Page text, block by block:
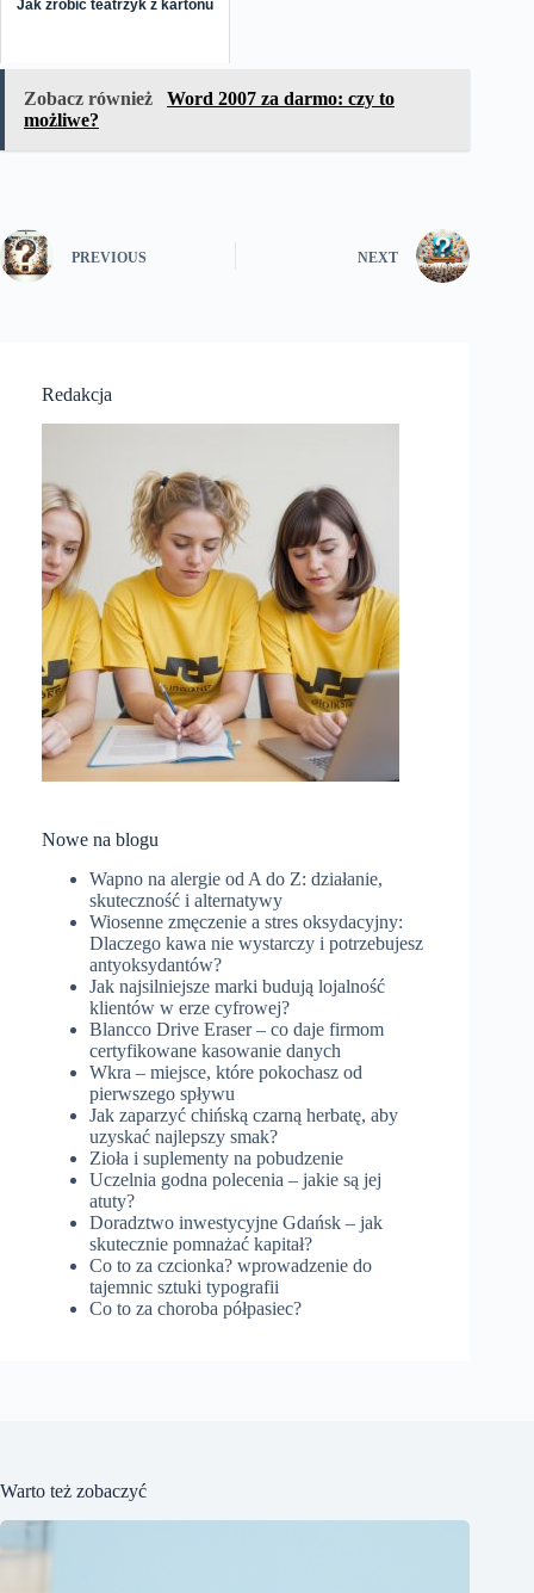
Jak zrobić teatrzyk z kartonu
Zobacz również
Word 2007 za darmo: czy to
możliwe?
PREVIOUS NEXT
Redakcja
Nowe na blogu
Wapno na alergie od A do Z: działanie,
skuteczność i alternatywy
Wiosenne zmęczenie a stres oksydacyjny:
Dlaczego kawa nie wystarczy i potrzebujesz
antyoksydantów?
Jak najsilniejsze marki budują lojalność
klientów w erze cyfrowej?
Blancco Drive Eraser – co daje firmom
certyfikowane kasowanie danych
Wkra – miejsce, które pokochasz od
pierwszego spływu
Jak zaparzyć chińską czarną herbatę, aby
uzyskać najlepszy smak?
Zioła i suplementy na pobudzenie
Uczelnia godna polecenia – jakie są jej
atuty?
Doradztwo inwestycyjne Gdańsk – jak
skutecznie pomnażać kapitał?
Co to za czcionka? wprowadzenie do
tajemnic sztuki typografii
Co to za choroba półpasiec?
Warto też zobaczyć